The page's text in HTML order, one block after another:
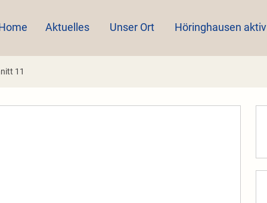
Aktuelles Unser Ort Höringhausen aktiv
11